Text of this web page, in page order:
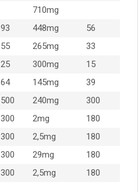
710mg
93 448mg
56
55 265mg
33
25 300mg
15
64 145mg
39
500 240mg
300
300 2mg
180
300 2,5mg
180
300 29mg
180
300 2,5mg
180